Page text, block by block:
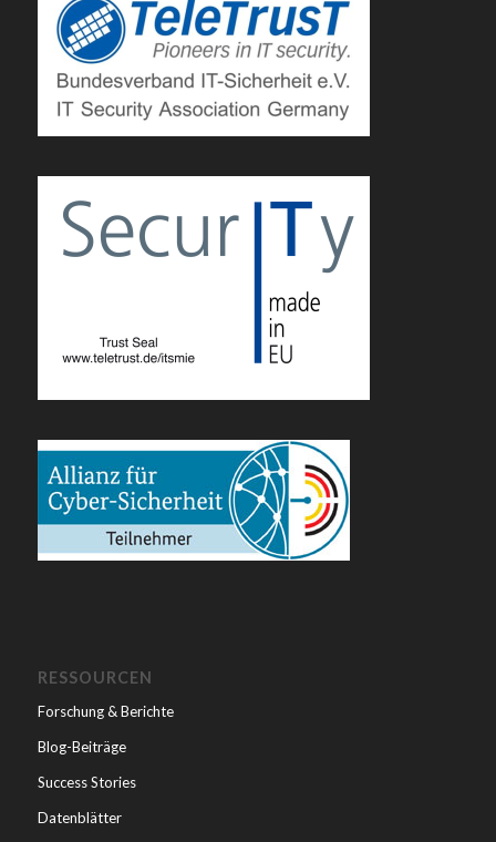
RESSOURCEN
Forschung & Berichte
Blog-Beiträge
Success Stories
Datenblätter